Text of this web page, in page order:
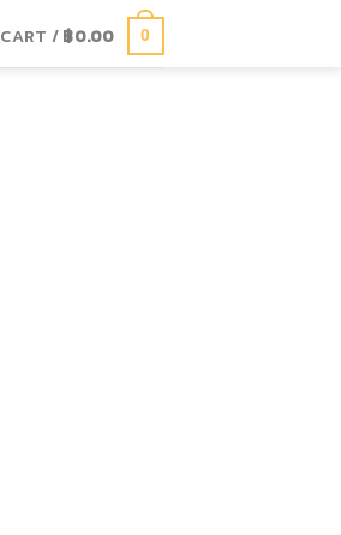
CART /฿0.00 0